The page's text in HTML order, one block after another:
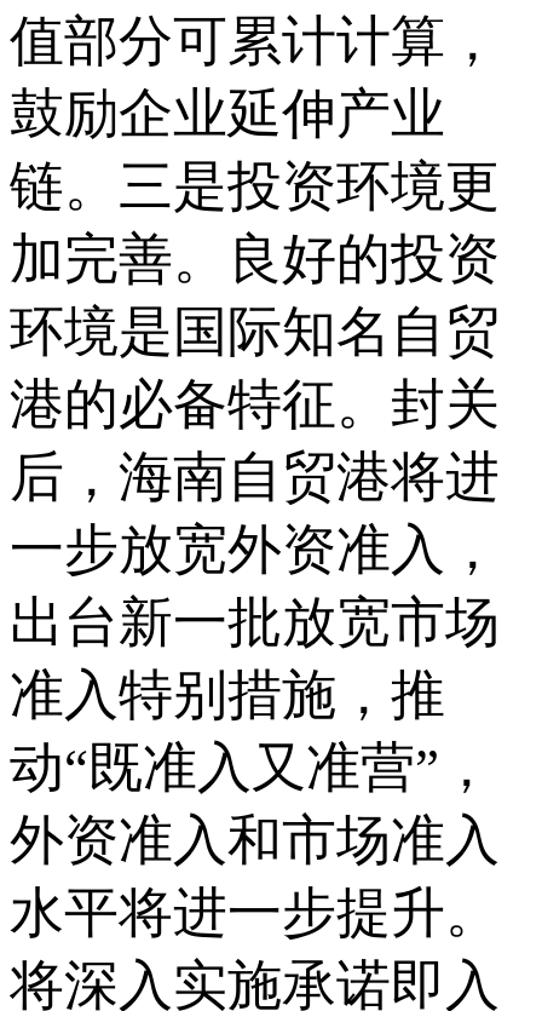
值部分可累计计算，
鼓励企业延伸产业
链。三是投资环境更
加完善。良好的投资
环境是国际知名自贸
港的必备特征。封关
后，海南自贸港将进
一步放宽外资准入，
出台新一批放宽市场
准入特别措施，推
动“既准入又准营”，
外资准入和市场准入
水平将进一步提升。
将深入实施承诺即入